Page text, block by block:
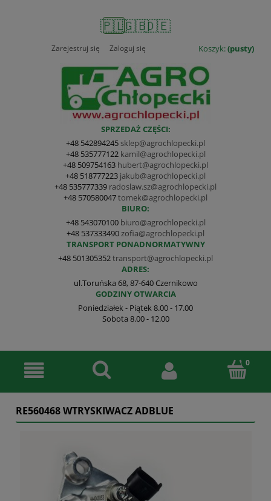
🇵🇱🇬🇧🇩🇪
Koszyk:(pusty)
Zarejestruj się Zaloguj się
SPRZEDAŻ CZĘŚCI:
+48 542894245 sklep@agrochlopecki.pl
+48 535777122 kamil@agrochlopecki.pl
+48 509754163 hubert@agrochlopecki.pl
+48 518777223 jakub@agrochlopecki.pl
+48 535777339 radoslaw.sz@agrochlopecki.pl
+48 570580047tomek@agrochlopecki.pl
BIURO:
+48 543070100 biuro@agrochlopecki.pl
+48 537333490 zofia@agrochlopecki.pl
TRANSPORT PONADNORMATYWNY
+48 501305352transport@agrochlopecki.pl
ADRES:
ul.Toruńska 68, 87-640 Czernikowo
GODZINY OTWARCIA
Poniedziałek - Piątek 8.00 - 17.00
Sobota 8.00 - 12.00
RE560468 WTRYSKIWACZ ADBLUE